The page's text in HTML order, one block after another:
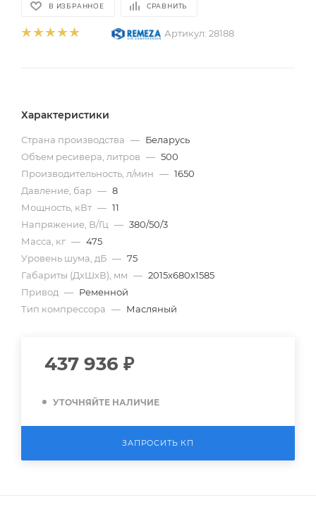
В ИЗБРАННОЕ СРАВНИТЬ
Артикул: 28188
Характеристики
Страна производства — Беларусь
Объем ресивера, литров — 500
Производительность, л/мин — 1650
Давление, бар — 8
Мощность, кВт — 11
Напряжение, В/Гц — 380/50/3
Масса, кг — 475
Уровень шума, дБ — 75
Габариты (ДхШхВ), мм — 2015x680x1585
Привод — Ременной
Тип компрессора — Масляный
437 936 ₽
УТОЧНЯЙТЕ НАЛИЧИЕ
ЗАПРОСИТЬ КП